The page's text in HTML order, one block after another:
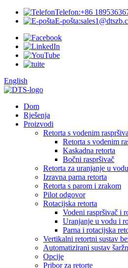
Telefon:+86
E-pošta:
English
Dom
Rješenja
Proizvodi
Retorta s vodenim
Retorta s vodenim
Kaskadna retorta
Bočni raspršivač
Retorta za uranjanje u vodu
Izravna parna retorta
Retorta s parom i zrakom
Pilot odgovor
Rotacijska retorta
Vodeni raspršivač i
Uranjanje u vodu i
Parna i rotacijska
Vertikalni retortni sustav
Automatizirani sustav
Opcije
Pribor za retorte